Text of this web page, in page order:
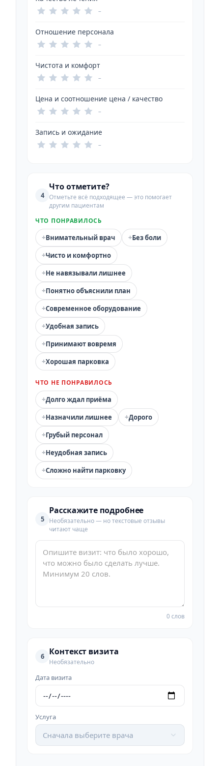
–
Отношение персонала
–
Чистота и комфорт
–
Цена и соотношение цена / качество
–
Запись и ожидание
–
4
Что отметите?
Отметьте всё подходящее — это помогает
другим пациентам
ЧТО ПОНРАВИЛОСЬ
+Внимательный врач +Без боли
+Чисто и комфортно
+Не навязывали лишнее
+Понятно объяснили план
+Современное оборудование
+Удобная запись
+Принимают вовремя
+Хорошая парковка
ЧТО НЕ ПОНРАВИЛОСЬ
+Долго ждал приёма
+Назначили лишнее +Дорого
+Грубый персонал
+Неудобная запись
+Сложно найти парковку
5
Расскажите подробнее
Необязательно — но текстовые отзывы
читают чаще
0 слов
6 Контекст визита
Необязательно
Дата визита
Услуга
Сначала выберите врача